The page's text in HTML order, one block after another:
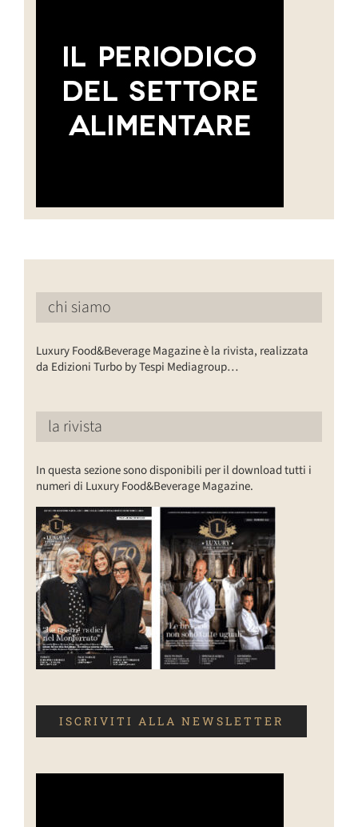
chi siamo
Luxury Food&Beverage Magazine è la rivista, realizzata
da Edizioni Turbo by Tespi Mediagroup…
la rivista
In questa sezione sono disponibili per il download tutti i
numeri di Luxury Food&Beverage Magazine.
ISCRIVITI ALLA NEWSLETTER